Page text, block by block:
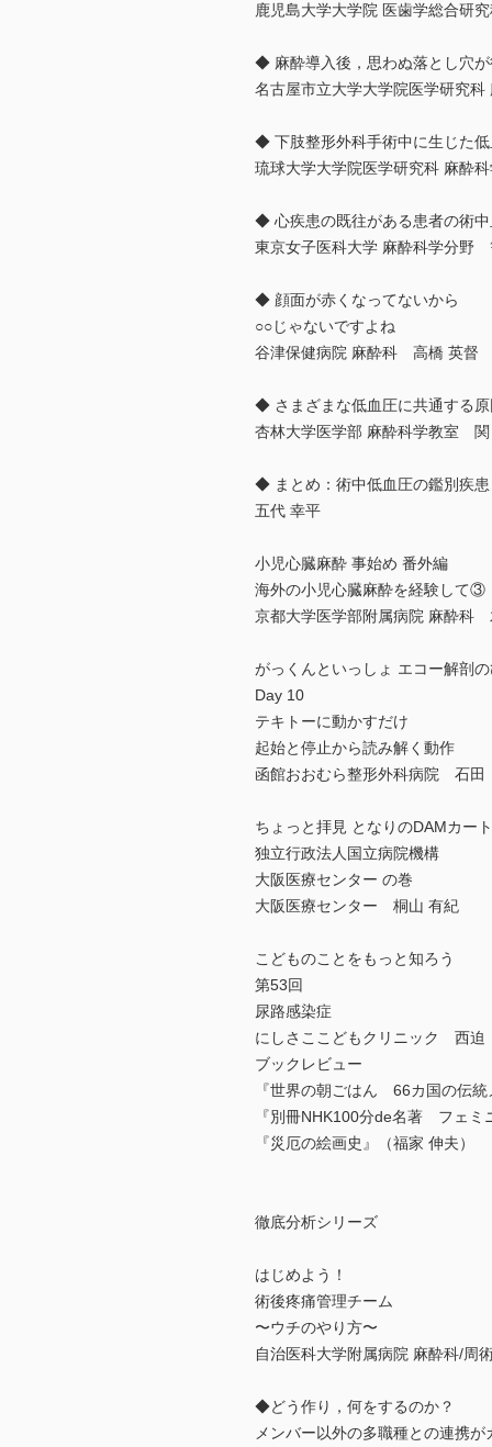
鹿児島大学大学院 医歯学総合研
◆ 麻酔導入後，思わぬ落とし穴
名古屋市立大学大学院医学研究
◆ 下肢整形外科手術中に生じた
琉球大学大学院医学研究科 麻
◆ 心疾患の既往がある患者の術
東京女子医科大学 麻酔科学分野
◆ 顔面が赤くなってないから
○○じゃないですよね
谷津保健病院 麻酔科 高橋 英督
◆ さまざまな低血圧に共通する
杏林大学医学部 麻酔科学教室
◆ まとめ：術中低血圧の鑑別疾
五代 幸平
小児心臓麻酔 事始め 番外編
海外の小児心臓麻酔を経験して③
京都大学医学部附属病院 麻酔
がっくんといっしょ エコー解剖
Day 10
テキトーに動かすだけ
起始と停止から読み解く動作
函館おおむら整形外科病院 石
ちょっと拝見 となりのDAMカート
独立行政法人国立病院機構
大阪医療センター の巻
大阪医療センター 桐山 有紀
こどものことをもっと知ろう
第53回
尿路感染症
にしさここどもクリニック 西
ブックレビュー
『世界の朝ごはん 66カ国の伝
『別冊NHK100分de名著 フェ
『災厄の絵画史』（福家 伸夫）
徹底分析シリーズ
はじめよう！
術後疼痛管理チーム
〜ウチのやり方〜
自治医科大学附属病院 麻酔科/
◆どう作り，何をするのか？
メンバー以外の多職種との連携が